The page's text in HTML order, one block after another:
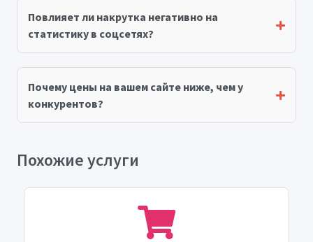
Повлияет ли накрутка негативно на
статистику в соцсетях?
Почему цены на вашем сайте ниже, чем у
конкурентов?
Похожие услуги